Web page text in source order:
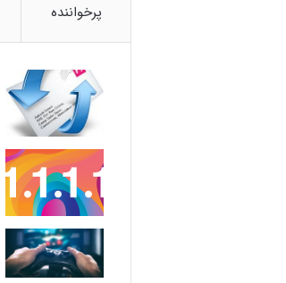
پرخواننده